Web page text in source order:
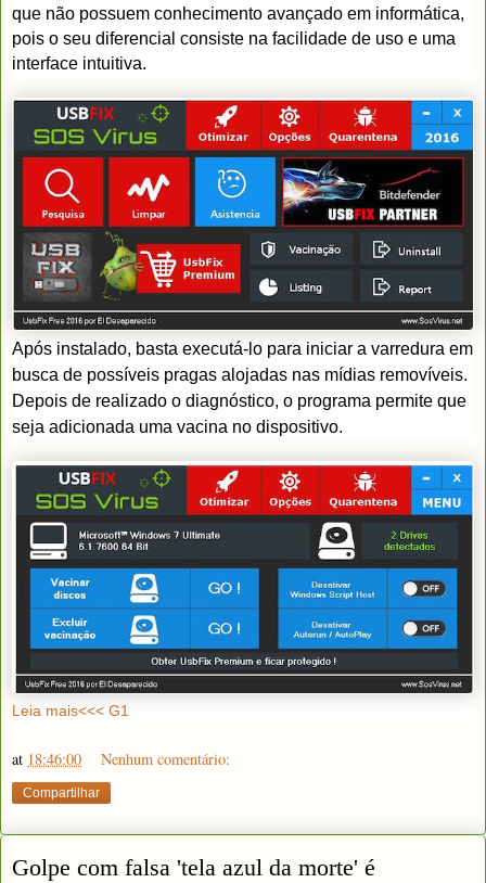
que não possuem conhecimento avançado em informática,
pois o seu diferencial consiste na facilidade de uso e uma
interface intuitiva.
Após instalado, basta executá-lo para iniciar a varredura em
busca de possíveis pragas alojadas nas mídias removíveis.
Depois de realizado o diagnóstico, o programa permite que
seja adicionada uma vacina no dispositivo.
Leia mais<<< G1
at 18:46:00 Nenhum comentário:
Compartilhar
Golpe com falsa 'tela azul da morte' é